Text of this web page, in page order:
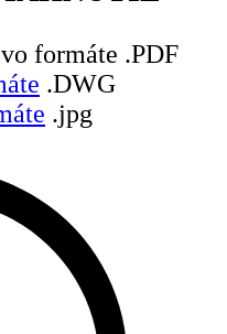
formáte .PDF
.DWG
.jpg